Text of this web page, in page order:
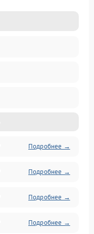
Подробнее →
Подробнее →
Подробнее →
Подробнее →